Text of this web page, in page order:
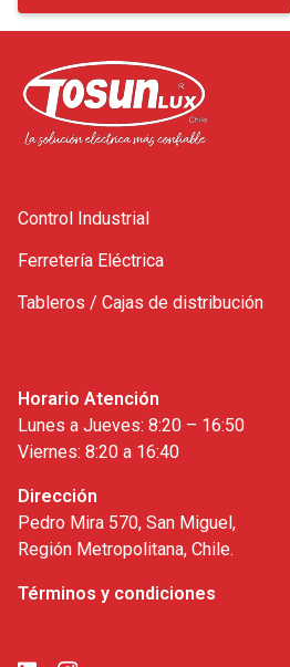
Control Industrial
Ferretería Eléctrica
Tableros / Cajas de distribución
Horario Atención
Lunes a Jueves: 8:20 – 16:50
Viernes: 8:20 a 16:40
Dirección
Pedro Mira 570, San Miguel,
Región Metropolitana, Chile.
Términos y condiciones